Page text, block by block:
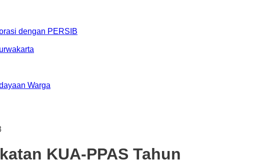
dengan PERSIB
Warga
KUA-PPAS Tahun